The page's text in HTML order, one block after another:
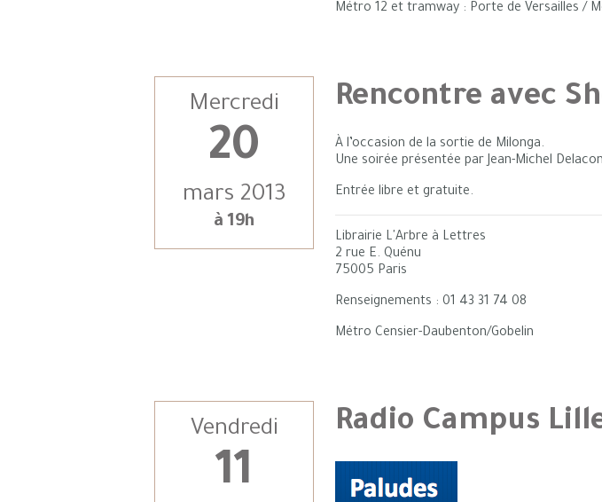
Métro 12 et tramway : Porte de Versailles /
Mercredi
20
mars 2013
à 19h
Rencontre avec
À l’occasion de la sortie de Milonga.
Une soirée présentée par Jean-Michel
Entrée libre et gratuite.
Librairie L'Arbre à Lettres
2 rue E. Quénu
75005 Paris
Renseignements : 01 43 31 74 08
Métro Censier-Daubenton/Gobelin
Vendredi
11
Radio Campus